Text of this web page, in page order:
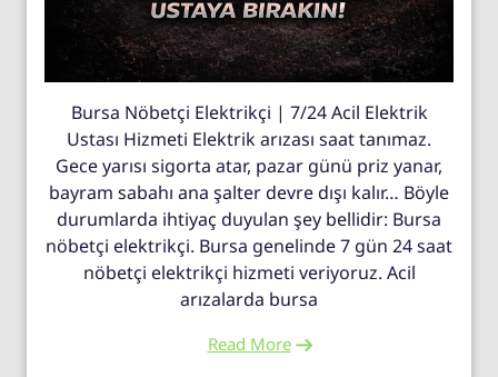
Bursa Nöbetçi Elektrikçi | 7/24 Acil Elektrik
Ustası Hizmeti Elektrik arızası saat tanımaz.
Gece yarısı sigorta atar, pazar günü priz yanar,
bayram sabahı ana şalter devre dışı kalır… Böyle
durumlarda ihtiyaç duyulan şey bellidir: Bursa
nöbetçi elektrikçi. Bursa genelinde 7 gün 24 saat
nöbetçi elektrikçi hizmeti veriyoruz. Acil
arızalarda bursa
Read More